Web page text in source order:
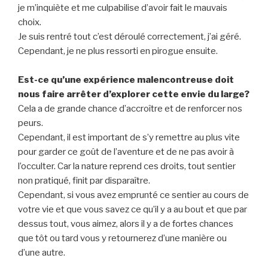
je m’inquiète et me culpabilise d’avoir fait le mauvais
choix.
Je suis rentré tout c’est déroulé correctement, j’ai géré.
Cependant, je ne plus ressorti en pirogue ensuite.
Est-ce qu’une expérience malencontreuse doit
nous faire arrêter d’explorer cette envie du large?
Cela a de grande chance d’accroître et de renforcer nos
peurs.
Cependant, il est important de s’y remettre au plus vite
pour garder ce goût de l’aventure et de ne pas avoir à
l’occulter. Car la nature reprend ces droits, tout sentier
non pratiqué, finit par disparaître.
Cependant, si vous avez emprunté ce sentier au cours de
votre vie et que vous savez ce qu’il y a au bout et que par
dessus tout, vous aimez, alors il y a de fortes chances
que tôt ou tard vous y retournerez d’une manière ou
d’une autre.